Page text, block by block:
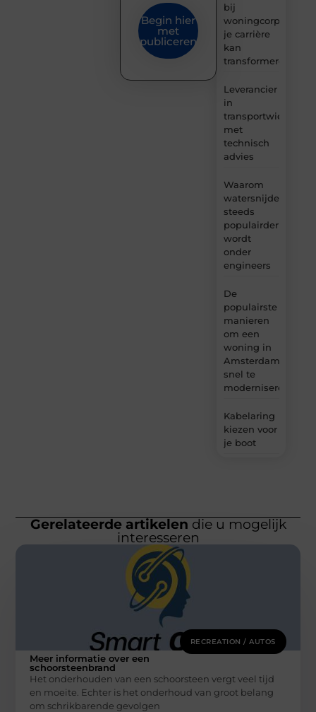
bij
woningcorporaties
je carrière
kan
transformeren
Leverancier
in
transportwielen
met
technisch
advies
Waarom
watersnijden
steeds
populairder
wordt
onder
engineers
De
populairste
manieren
om een
woning in
Amsterdam
snel te
moderniseren
Kabelaring
kiezen voor
je boot
Begin hier
met
publiceren
Gerelateerde artikelen die u mogelijk
interesseren
RECREATION / AUTOS
Meer informatie over een
schoorsteenbrand
Het onderhouden van een schoorsteen vergt veel tijd
en moeite. Echter is het onderhoud van groot belang
om schrikbarende gevolgen